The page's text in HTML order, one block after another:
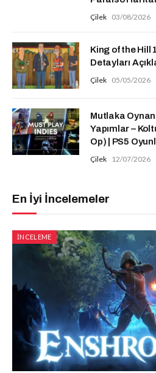
Çilek 03/08/2026
King of the Hill
Detayları
Çilek 05/05/2026
Mutlaka
Yapımlar –
Op) | PS5
Çilek 12/07/2026
En İyi İncelemeler
İNCELEME